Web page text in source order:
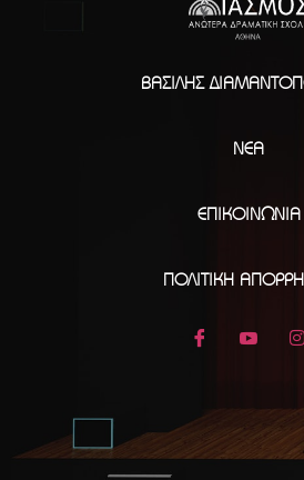
ΒΑΣΊΛΗΣ
ΝΈΑ
ΕΠΙΚΟΙΝΩΝΊΑ
ΠΟΛΙΤΙΚΉ